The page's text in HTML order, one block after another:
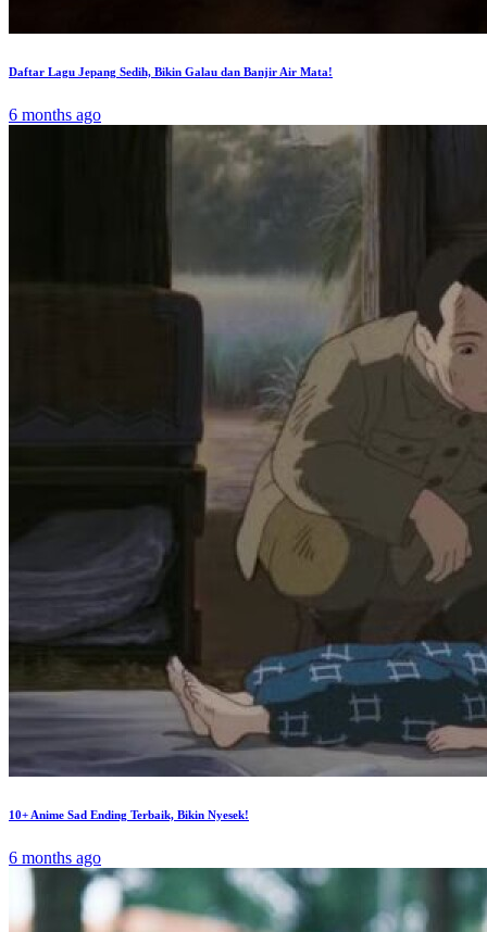
Daftar Lagu Jepang Sedih, Bikin Galau dan Banjir Air Mata!
6 months ago
10+ Anime Sad Ending Terbaik, Bikin Nyesek!
6 months ago